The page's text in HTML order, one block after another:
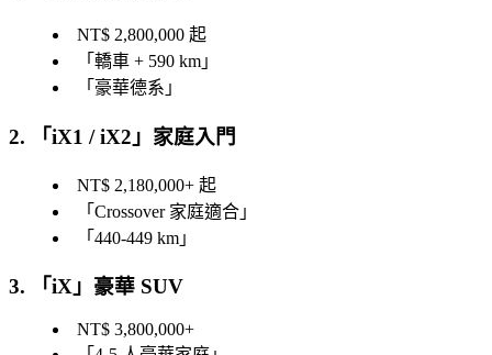
NT$ 2,800,000 起
「 轎車 + 590 km 」
「 豪華德系 」
2. 「iX1 / iX2 」家庭入門
NT$ 2,180,000+ 起
「 Crossover 家庭適合 」
「 440-449 km 」
3. 「iX 」豪華 SUV
NT$ 3,800,000+